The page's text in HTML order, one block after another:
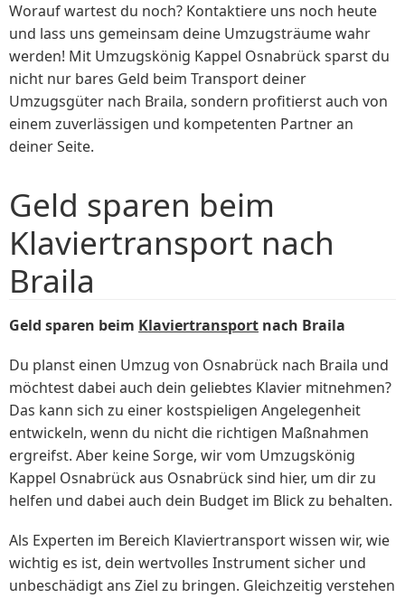
Worauf wartest du noch? Kontaktiere uns noch heute
und lass uns gemeinsam deine Umzugsträume wahr
werden! Mit Umzugskönig Kappel Osnabrück sparst du
nicht nur bares Geld beim Transport deiner
Umzugsgüter nach Braila, sondern profitierst auch von
einem zuverlässigen und kompetenten Partner an
deiner Seite.
Geld sparen beim
Klaviertransport nach
Braila
Geld sparen beim Klaviertransport nach Braila
Du planst einen Umzug von Osnabrück nach Braila und
möchtest dabei auch dein geliebtes Klavier mitnehmen?
Das kann sich zu einer kostspieligen Angelegenheit
entwickeln, wenn du nicht die richtigen Maßnahmen
ergreifst. Aber keine Sorge, wir vom Umzugskönig
Kappel Osnabrück aus Osnabrück sind hier, um dir zu
helfen und dabei auch dein Budget im Blick zu behalten.
Als Experten im Bereich Klaviertransport wissen wir, wie
wichtig es ist, dein wertvolles Instrument sicher und
unbeschädigt ans Ziel zu bringen. Gleichzeitig verstehen